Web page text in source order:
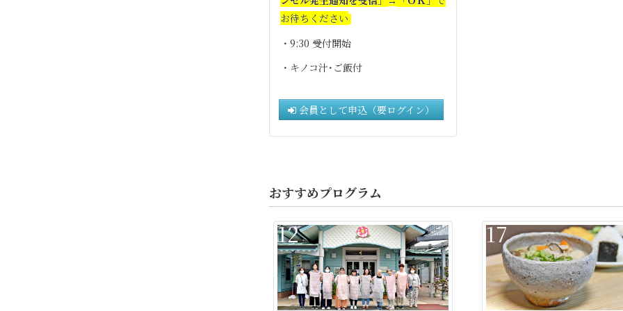
お待ちください
・9:30 受付開始
・キノコ汁･ご飯付
会員として申込（要ログイン）
おすすめプログラム
12 17